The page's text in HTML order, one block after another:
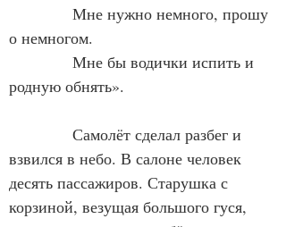
Мне нужно немного, прошу
о немногом.
Мне бы водички испить и
родную обнять».
Самолёт сделал разбег и
взвился в небо. В салоне человек
десять пассажиров. Старушка с
корзиной, везущая большого гуся,